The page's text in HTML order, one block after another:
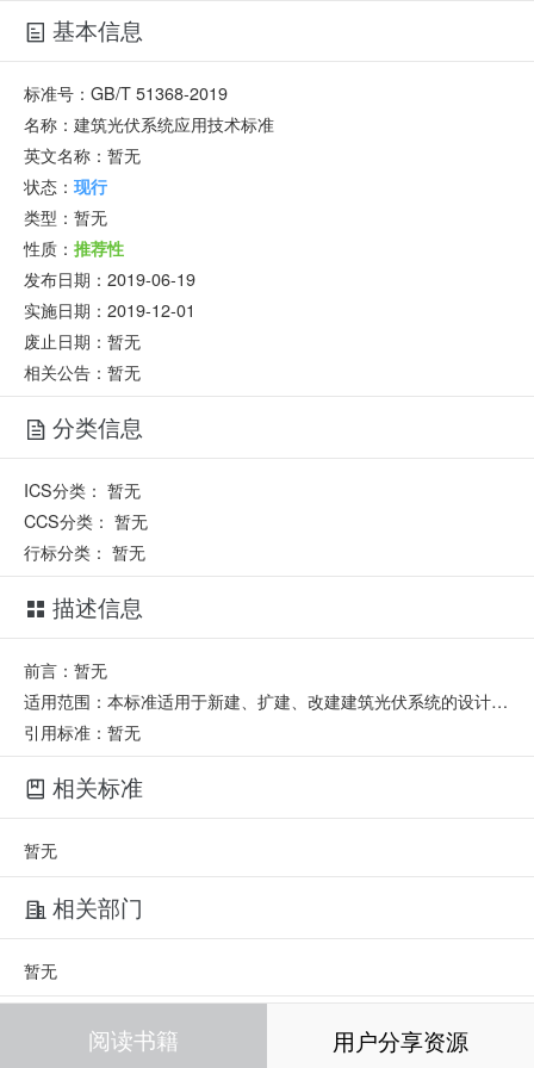
基本信息
标准号： GB/T 51368-2019
名称： 建筑光伏系统应用技术标准
英文名称： 暂无
状态： 现行
类型： 暂无
性质： 推荐性
发布日期： 2019-06-19
实施日期： 2019-12-01
废止日期： 暂无
相关公告：暂无
分类信息
ICS分类： 暂无
CCS分类： 暂无
行标分类： 暂无
描述信息
前言：暂无
适用范围：本标准适用于新建、扩建、改建建筑光伏系统的设计、施工、验收和运行维护。
引用标准：暂无
相关标准
暂无
相关部门
暂无
相关人员
阅读书籍 用户分享资源